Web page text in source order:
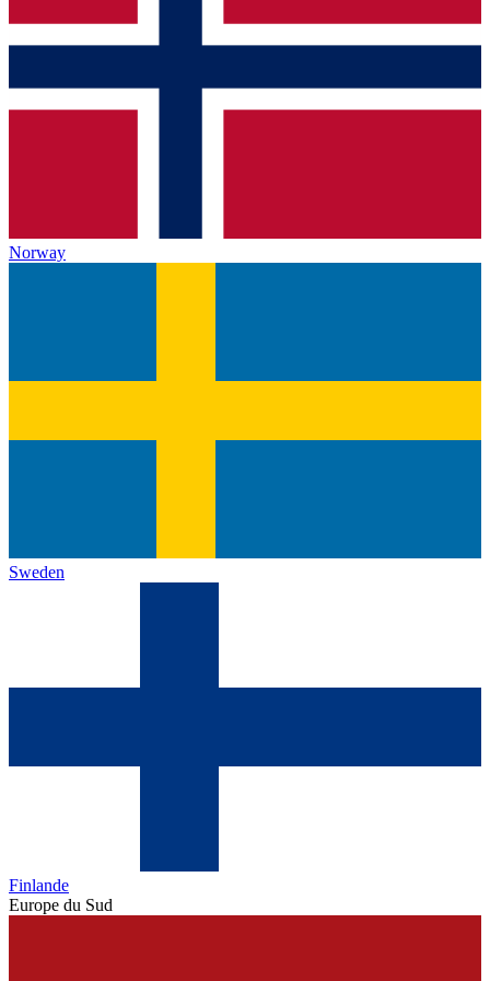
Norway
Sweden
Finlande
Europe du Sud